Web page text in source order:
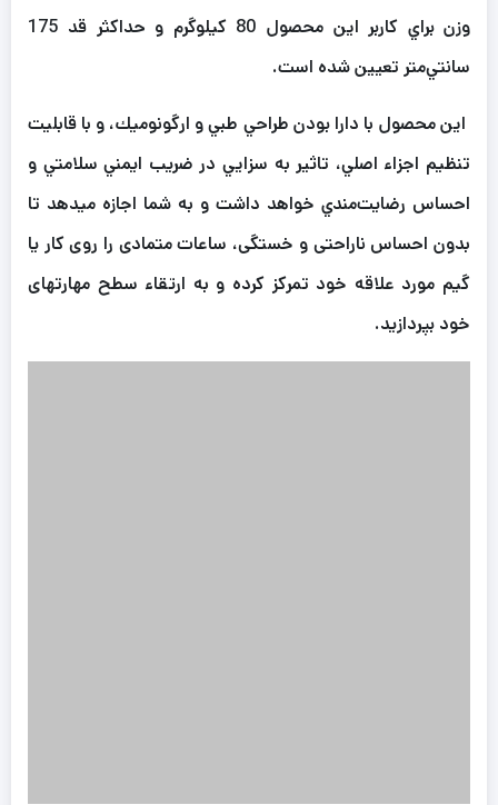
وزن براي كاربر اين محصول 80 كيلوگرم و حداكثر قد 175
سانتي‌متر تعیین شده است.
این محصول با دارا بودن طراحي طبي و ارگونوميك، و با قابليت
تنظيم اجزاء اصلي، تاثير به سزايي در ضريب ايمني سلامتي و
احساس رضايت‌مندي خواهد داشت و به شما اجازه میدهد تا
بدون احساس ناراحتی و خستگی، ساعات متمادی را روی کار یا
گیم مورد علاقه خود تمرکز کرده و به ارتقاء سطح مهارتهای
خود بپردازید.